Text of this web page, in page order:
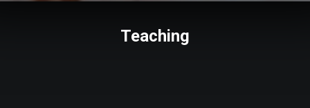
Teaching